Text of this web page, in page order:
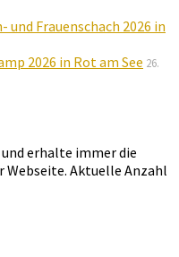
und Frauenschach 2026 in
2026 in Rot am See 26.
erhalte immer die
Aktuelle Anzahl